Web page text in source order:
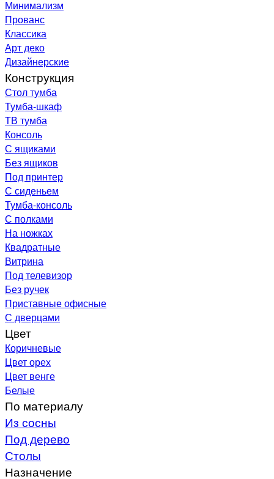
Минимализм
Прованс
Классика
Арт деко
Дизайнерские
Конструкция
Стол тумба
Тумба-шкаф
ТВ тумба
Консоль
С ящиками
Без ящиков
Под принтер
С сиденьем
Тумба-консоль
С полками
На ножках
Квадратные
Витрина
Под телевизор
Без ручек
Приставные офисные
С дверцами
Цвет
Коричневые
Цвет орех
Цвет венге
Белые
По материалу
Из сосны
Под дерево
Столы
Назначение